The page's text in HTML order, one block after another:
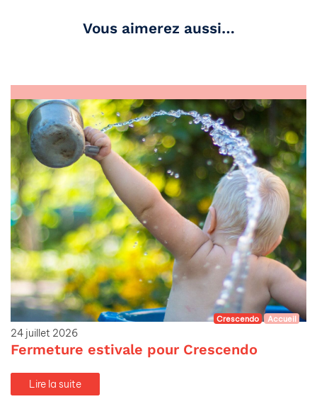
Vous aimerez aussi…
Crescendo Accueil
24 juillet 2026
Fermeture estivale pour Crescendo
Lire la suite